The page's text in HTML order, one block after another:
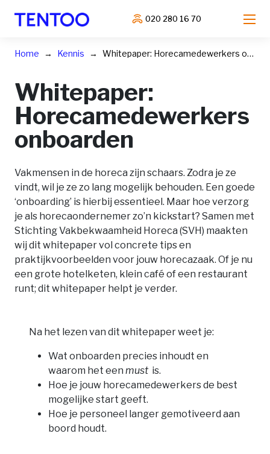
020 280 16 70
Home Kennis Whitepaper: Horecamedewerkers onboarden
Whitepaper:
Horecamedewerkers
onboarden
Vakmensen in de horeca zijn schaars. Zodra je ze
vindt, wil je ze zo lang mogelijk behouden. Een goede
‘onboarding’ is hierbij essentieel. Maar hoe verzorg
je als horecaondernemer zo’n kickstart? Samen met
Stichting Vakbekwaamheid Horeca (SVH) maakten
wij dit whitepaper vol concrete tips en
praktijkvoorbeelden voor jouw horecazaak. Of je nu
een grote hotelketen, klein café of een restaurant
runt; dit whitepaper helpt je verder.
Na het lezen van dit whitepaper weet je:
Wat onboarden precies inhoudt en
waarom het een mustis.
Hoe je jouw horecamedewerkers de best
mogelijke start geeft.
Hoe je personeel langer gemotiveerd aan
boord houdt.